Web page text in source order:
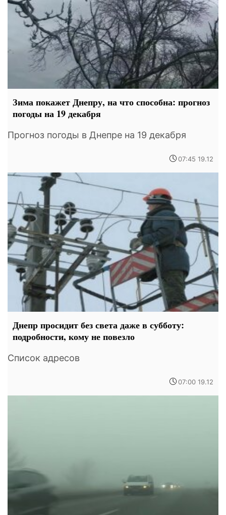
Зима покажет Днепру, на что способна: прогноз
погоды на 19 декабря
Прогноз погоды в Днепре на 19 декабря
07:45 19.12
Днепр просидит без света даже в субботу:
подробности, кому не повезло
Список адресов
07:00 19.12